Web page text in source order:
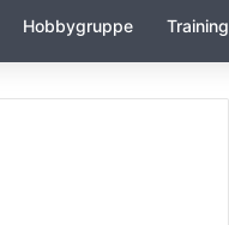
Hobbygruppe Training